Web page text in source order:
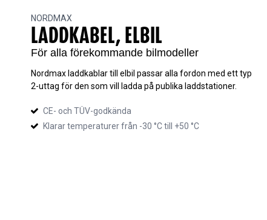
NORDMAX
LADDKABEL, ELBIL
För alla förekommande bilmodeller
Nordmax laddkablar till elbil passar alla fordon med ett typ
2-uttag för den som vill ladda på publika laddstationer.
CE- och TÜV-godkända
Klarar temperaturer från -30 °C till +50 °C